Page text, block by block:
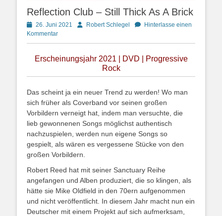
Reflection Club – Still Thick As A Brick
Posted
on
26. Juni 2021 AutorRobert Schlegel
Hinterlasse einen
Kommentar
Erscheinungsjahr 2021 | DVD | Progressive
Rock
Das scheint ja ein neuer Trend zu werden! Wo man
sich früher als Coverband vor seinen großen
Vorbildern verneigt hat, indem man versuchte, die
lieb gewonnenen Songs möglichst authentisch
nachzuspielen, werden nun eigene Songs so
gespielt, als wären es vergessene Stücke von den
großen Vorbildern.
Robert Reed hat mit seiner Sanctuary Reihe
angefangen und Alben produziert, die so klingen, als
hätte sie Mike Oldfield in den 70ern aufgenommen
und nicht veröffentlicht. In diesem Jahr macht nun ein
Deutscher mit einem Projekt auf sich aufmerksam,